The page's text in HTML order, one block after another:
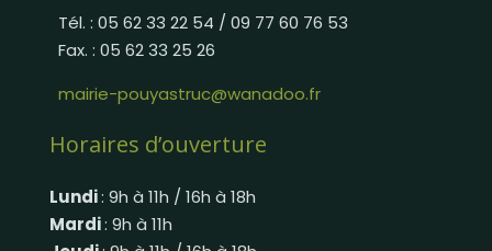
Tél. : 05 62 33 22 54 / 09 77 60 76 53
Fax. : 05 62 33 25 26
mairie-pouyastruc@wanadoo.fr
Horaires d’ouverture
Lundi: 9h à 11h / 16h à 18h
Mardi: 9h à 11h